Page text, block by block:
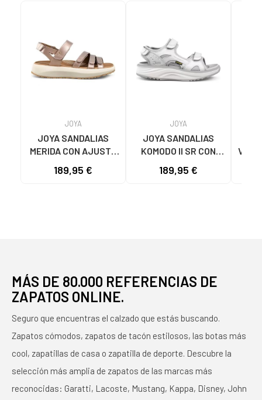
JOYA
JOYA SANDALIAS
MERIDA CON AJUSTE
189,95 €
JOYA
JOYA SANDALIAS
KOMODO II SR CON
WHITE
189,95 €
MÁS DE 80.000 REFERENCIAS DE
ZAPATOS ONLINE.
Seguro que encuentras el calzado que estás buscando.
Zapatos cómodos, zapatos de tacón estilosos, las botas más
cool, zapatillas de casa o zapatilla de deporte. Descubre la
selección más amplia de zapatos de las marcas más
reconocidas: Garatti, Lacoste, Mustang, Kappa, Disney, John